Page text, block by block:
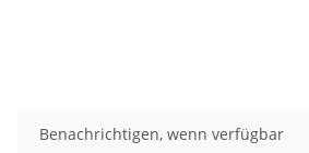
Benachrichtigen, wenn verfügbar